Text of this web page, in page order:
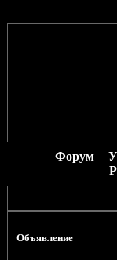
Форум
Объявление